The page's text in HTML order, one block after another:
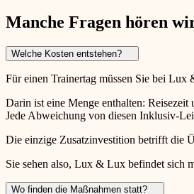
Manche Fragen hören
Welche Kosten entstehen?
Für einen Trainertag müssen Sie bei
Darin ist eine Menge enthalten:
Jede Abweichung von diesen Inklusiv-
Die einzige Zusatzinvestition betrifft die
Sie sehen also, Lux & Lux befindet sich
Wo finden die Maßnahmen statt?